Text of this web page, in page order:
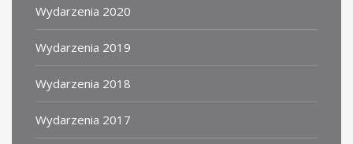
Wydarzenia 2020
Wydarzenia 2019
Wydarzenia 2018
Wydarzenia 2017